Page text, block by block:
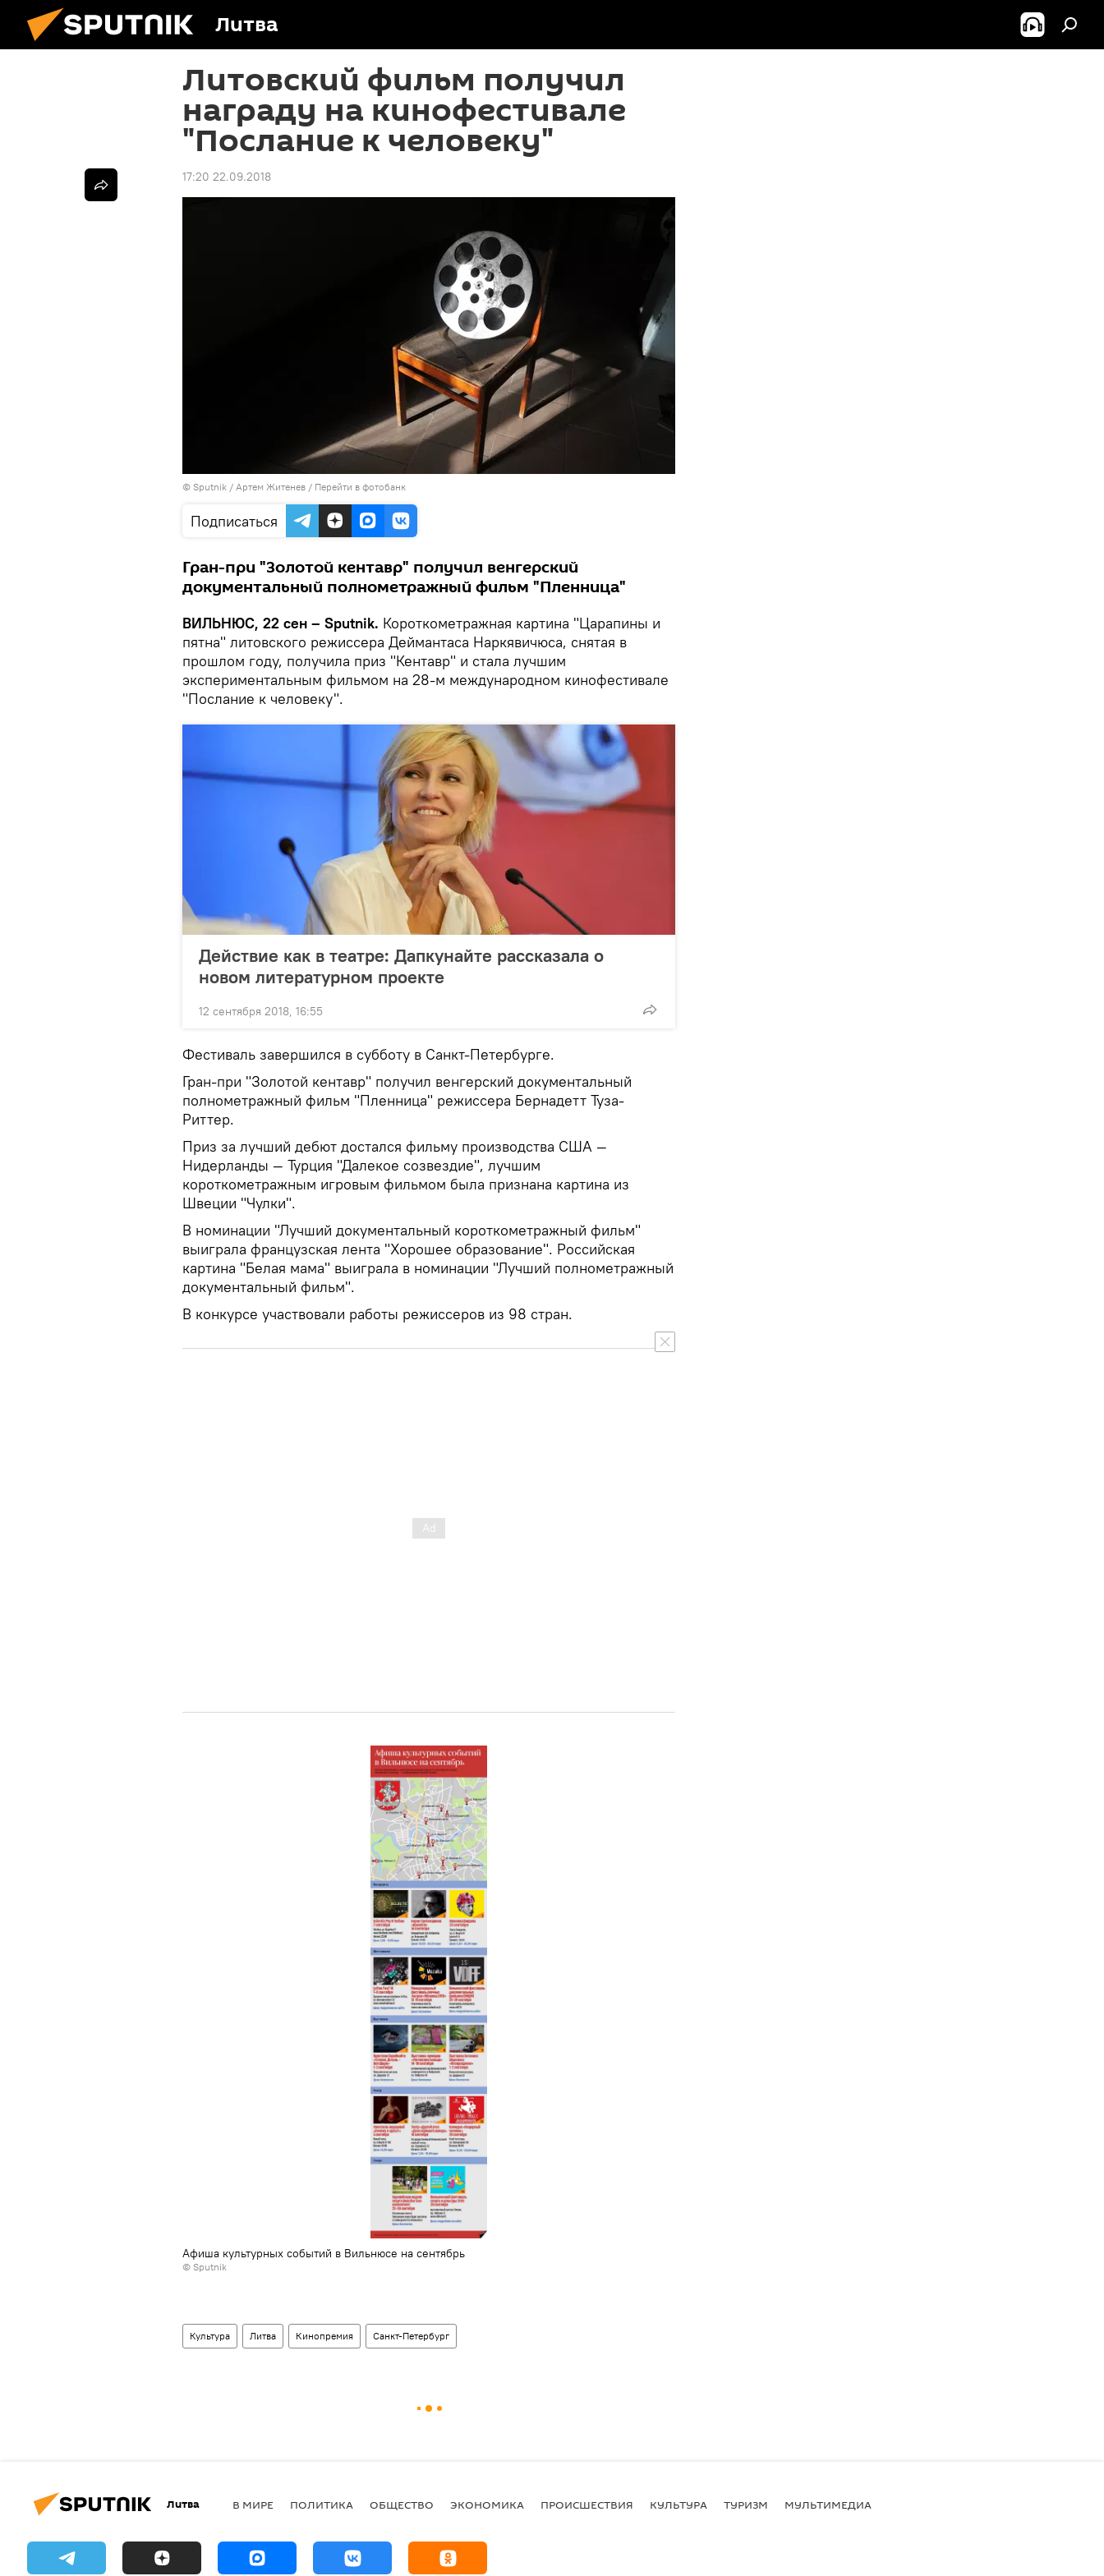
Литва
Литовский фильм получил
награду на кинофестивале
"Послание к человеку"
17:20 22.09.2018
© Sputnik / Артем Житенев / Перейти в фотобанк
Подписаться
Гран-при "Золотой кентавр" получил венгерский
документальный полнометражный фильм "Пленница"
ВИЛЬНЮС, 22 сен – Sputnik. Короткометражная картина "Царапины и
пятна" литовского режиссера Деймантаса Наркявичюса, снятая в
прошлом году, получила приз "Кентавр" и стала лучшим
экспериментальным фильмом на 28-м международном кинофестивале
"Послание к человеку".
Действие как в театре: Дапкунайте рассказала о
новом литературном проекте
12 сентября 2018, 16:55
Фестиваль завершился в субботу в Санкт-Петербурге.
Гран-при "Золотой кентавр" получил венгерский документальный
полнометражный фильм "Пленница" режиссера Бернадетт Туза-
Риттер.
Приз за лучший дебют достался фильму производства США —
Нидерланды — Турция "Далекое созвездие", лучшим
короткометражным игровым фильмом была признана картина из
Швеции "Чулки".
В номинации "Лучший документальный короткометражный фильм"
выиграла французская лента "Хорошее образование". Российская
картина "Белая мама" выиграла в номинации "Лучший полнометражный
документальный фильм".
В конкурсе участвовали работы режиссеров из 98 стран.
Афиша культурных событий в Вильнюсе на сентябрь
© Sputnik
Культура Литва Кинопремия Санкт-Петербург
Литва В МИРЕ ПОЛИТИКА ОБЩЕСТВО ЭКОНОМИКА ПРОИСШЕСТВИЯ КУЛЬТУРА ТУРИЗМ МУЛЬТИМЕДИА